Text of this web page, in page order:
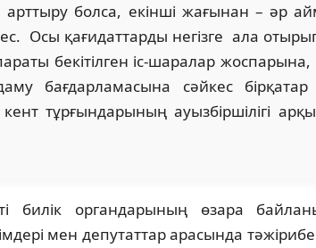
арттыру болса, екінші жағынан – әр
Осы қағидаттарды негізге ала
бекітілген іс-шаралар жоспарына,
бағдарламасына сәйкес
тұрғындарының ауызбіршілігі
билік органдарының өзара
мен депутаттар арасында